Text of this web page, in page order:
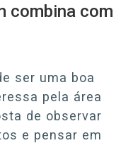
combina com
ser uma boa
pela área
de observar
e pensar em